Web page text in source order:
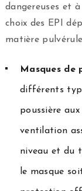
dangereuses et
choix des EPI
matière
Masques
différents
poussière
ventilation
niveau et du
le masque